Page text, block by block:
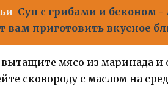
Суп с грибами и беконом
вам приготовить вкусное
мясо из маринада
сковороду с маслом на